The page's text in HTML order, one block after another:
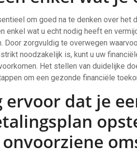
om goed na te denken over het
enkel wat u echt nodig heeft en
Door zorgvuldig te overwegen
noodzakelijk is, kunt u uw
Het stellen van duidelijke
om een gezonde financiële
ervoor dat je